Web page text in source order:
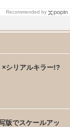
Recommended by
シリアルキラー!?
版でスケールアッ